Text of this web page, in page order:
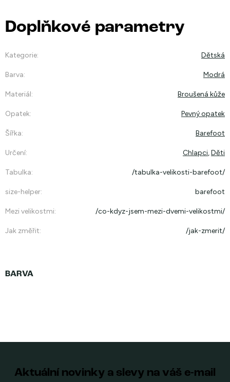
Doplňkové parametry
Kategorie: Dětská
Barva: Modrá
Materiál: Broušená kůže
Opatek: Pevný opatek
Šířka: Barefoot
Určení: Chlapci,Děti
Tabulka: /tabulka-velikosti-barefoot/
size-helper: barefoot
Mezi velikostmi: /co-kdyz-jsem-mezi-dvemi-velikostmi/
Jak změřit: /jak-zmerit/
Aktuální novinky a slevy na váš e-mail